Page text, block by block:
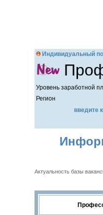
Индивидуальный
Уровень заработной
Регион
введите
Актуальность базы